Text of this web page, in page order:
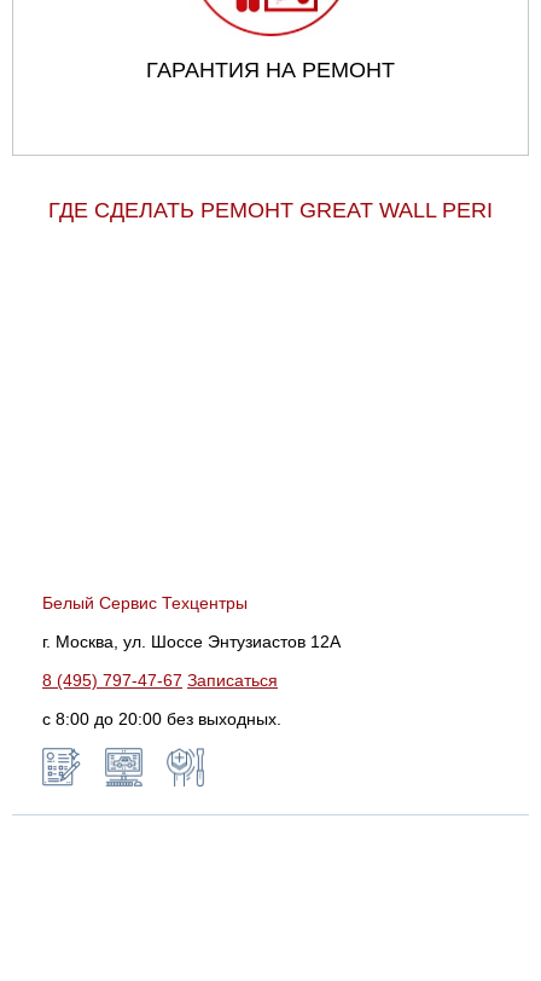
ГАРАНТИЯ НА РЕМОНТ
ГДЕ СДЕЛАТЬ РЕМОНТ GREAT WALL PERI
Белый Сервис Техцентры
г. Москва, ул. Шоссе Энтузиастов 12А
8 (495) 797-47-67 Записаться
с 8:00 до 20:00 без выходных.